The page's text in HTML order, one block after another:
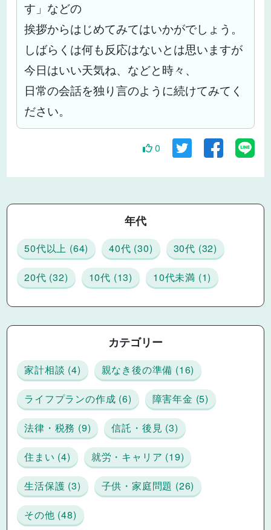
年代
50代以上 (64) 40代 (30) 30代 (32)
20代 (32) 10代 (13) 10代未満 (1)
カテゴリー
家計相談 (4) 親なき後の準備 (16)
ライフプランの作成 (6) 障害年金 (5)
法律・税務 (9) 信託・後見 (3)
住まい (4) 就労・キャリア (19)
生活保護 (3) 子供・家庭問題 (26)
その他 (48)
す」などの
挨拶からはじめてみてはいかがでしょう。
しばらくは何も反応はないとは思いますが
今日はいい天気ね、などと時々、
日常の会話を独り言のように続けてみてく
ださい。
0